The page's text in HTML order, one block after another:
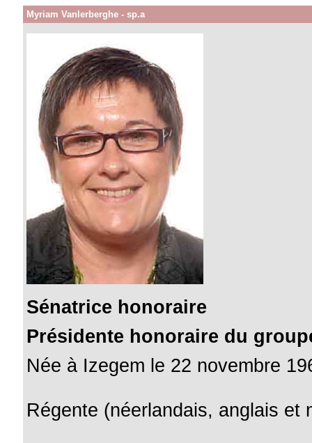
Myriam Vanlerberghe - sp.a
Sénatrice honoraire
Présidente honoraire du
Née à Izegem le 22 novembre
Régente (néerlandais, anglais et